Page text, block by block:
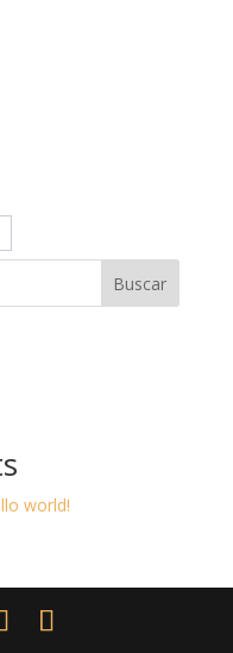
Buscar
world!